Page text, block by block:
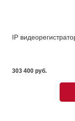
IP
303 400 pуб.